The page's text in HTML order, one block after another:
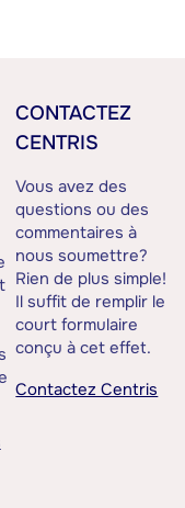
CONTACTEZ
CENTRIS
Vous avez des
questions ou des
commentaires à
nous soumettre?
Rien de plus simple!
Il suffit de remplir le
court formulaire
conçu à cet effet.
Contactez Centris